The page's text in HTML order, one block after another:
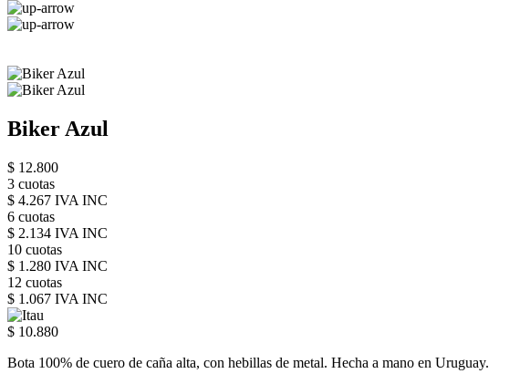
Biker Azul
$ 12.800
3 cuotas
$ 4.267 IVA INC
6 cuotas
$ 2.134 IVA INC
10 cuotas
$ 1.280 IVA INC
12 cuotas
$ 1.067 IVA INC
$ 10.880
Bota 100% de cuero de caña alta, con hebillas de metal. Hecha a mano en Uruguay.